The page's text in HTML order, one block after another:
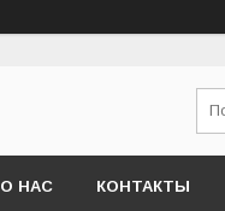
О НАС КОНТАКТЫ